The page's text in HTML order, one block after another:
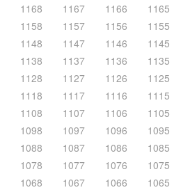
1168 1167 1166 1165
1158 1157 1156 1155
1148 1147 1146 1145
1138 1137 1136 1135
1128 1127 1126 1125
1118 1117 1116 1115
1108 1107 1106 1105
1098 1097 1096 1095
1088 1087 1086 1085
1078 1077 1076 1075
1068 1067 1066 1065